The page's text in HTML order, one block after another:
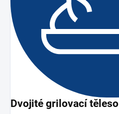
Dvojité grilovací těleso